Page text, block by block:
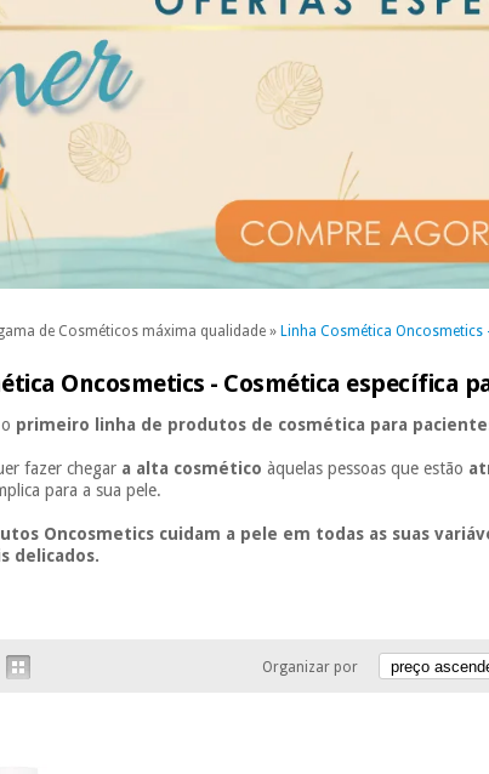
de Cosméticos máxima qualidade » Linha Cosmética
Oncosmetics - Cosmética específica
primeiro linha de produtos de cosmética para
fazer chegar a alta cosmético àquelas pessoas que estão
para a sua pele.
Oncosmetics cuidam a pele em todas as suas
delicados.
Organizar por